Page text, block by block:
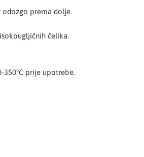
prema dolje.
čelika.
350°C prije upotrebe.